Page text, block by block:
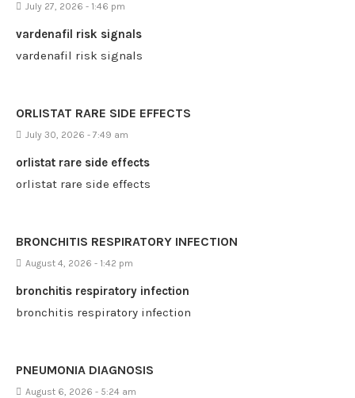
July 27, 2026 - 1:46 pm
vardenafil risk signals
vardenafil risk signals
ORLISTAT RARE SIDE EFFECTS
July 30, 2026 - 7:49 am
orlistat rare side effects
orlistat rare side effects
BRONCHITIS RESPIRATORY INFECTION
August 4, 2026 - 1:42 pm
bronchitis respiratory infection
bronchitis respiratory infection
PNEUMONIA DIAGNOSIS
August 6, 2026 - 5:24 am